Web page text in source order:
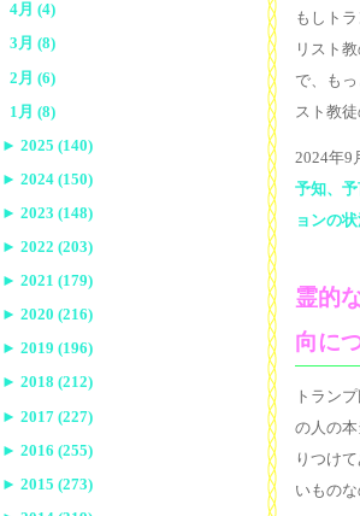
もしト
リスト
で、も
スト教
2024年9
予知、
ョンの
霊的
向に
トラン
の人の
りつけ
いもの
4月 (4)
3月 (8)
2月 (6)
1月 (8)
► 2025 (140)
► 2024 (150)
► 2023 (148)
► 2022 (203)
► 2021 (179)
► 2020 (216)
► 2019 (196)
► 2018 (212)
► 2017 (227)
► 2016 (255)
► 2015 (273)